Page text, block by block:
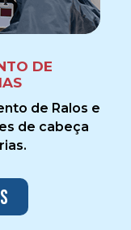
DE
de Ralos e
de cabeça